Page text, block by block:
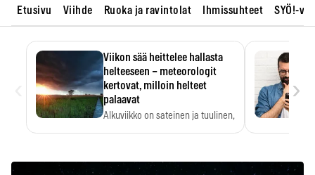
Etusivu Viihde Ruoka ja ravintolat Ihmissuhteet SYÖ!-
Viikon sää heittelee hallasta
helteeseen – meteorologit
kertovat, milloin helteet
palaavat
Alkuviikko on sateinen ja tuulinen,
›